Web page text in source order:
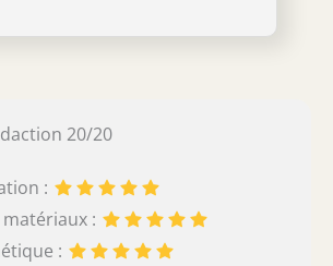
20/20
:
:
: